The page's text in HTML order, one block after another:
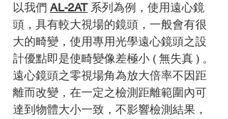
以我們 AL-2AT 系列為例，使⽤遠⼼鏡
頭，具有較⼤視場的鏡頭，⼀般會有很
⼤的畸變，使⽤專⽤光學遠⼼鏡頭之設
計優點即是使畸變像差極⼩ ( 無失真 ) 。
遠⼼鏡頭之零視場⾓為放⼤倍率不因距
離⽽改變，在⼀定之檢測距離範圍內可
達到物體⼤⼩⼀致，不影響檢測結果，